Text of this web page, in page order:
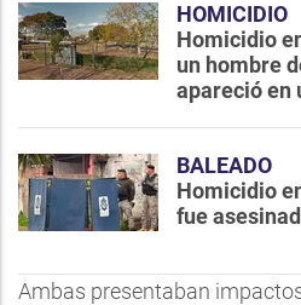
HOMICIDIO
Homicidio
un hombre
apareció en
BALEADO
Homicidio
fue
Ambas presentaban